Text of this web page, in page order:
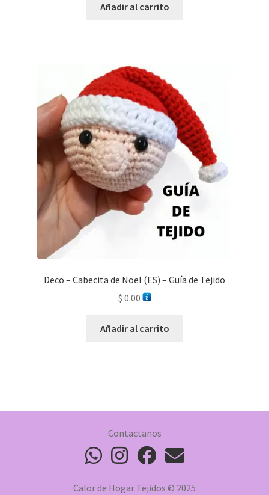
Añadir al carrito
Deco – Cabecita de Noel (ES) – Guía de Tejido
$ 0.00
Añadir al carrito
Contactanos
Calor de Hogar Tejidos © 2025